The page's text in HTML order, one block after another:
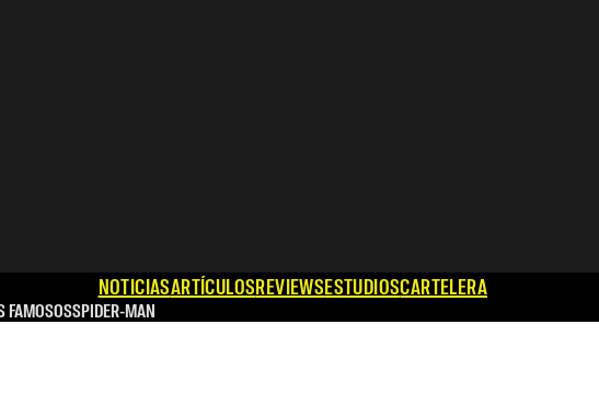
NOTICIASARTÍCULOSREVIEWSESTUDIOSCARTELERA
FAMOSOSSPIDER-MAN